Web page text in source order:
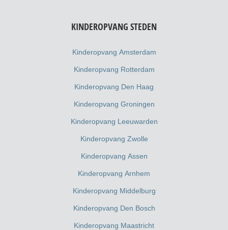
KINDEROPVANG STEDEN
Kinderopvang Amsterdam
Kinderopvang Rotterdam
Kinderopvang Den Haag
Kinderopvang Groningen
Kinderopvang Leeuwarden
Kinderopvang Zwolle
Kinderopvang Assen
Kinderopvang Arnhem
Kinderopvang Middelburg
Kinderopvang Den Bosch
Kinderopvang Maastricht